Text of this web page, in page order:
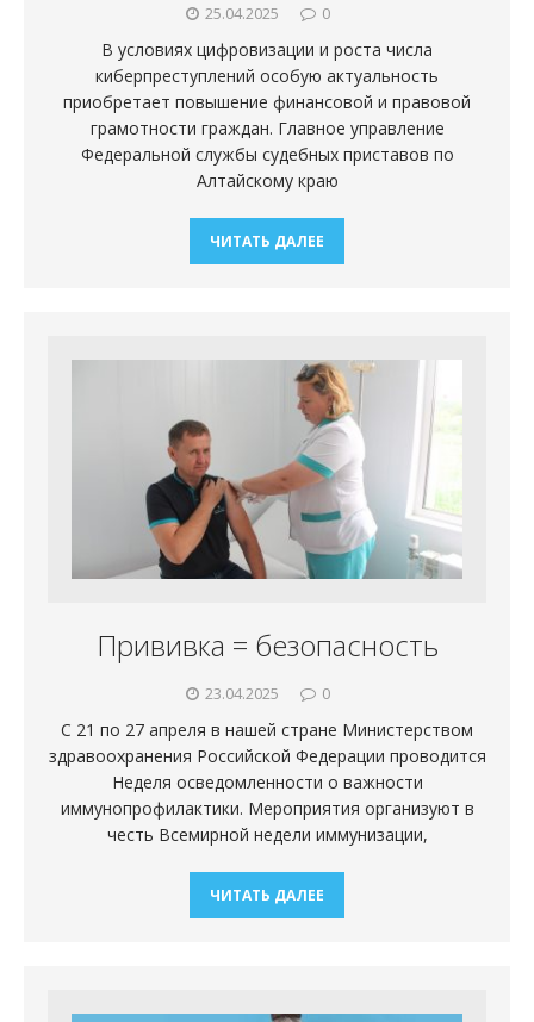
25.04.2025 0
В условиях цифровизации и роста числа
киберпреступлений особую актуальность
приобретает повышение финансовой и правовой
грамотности граждан. Главное управление
Федеральной службы судебных приставов по
Алтайскому краю
ЧИТАТЬ ДАЛЕЕ
Прививка = безопасность
23.04.2025 0
С 21 по 27 апреля в нашей стране Министерством
здравоохранения Российской Федерации проводится
Неделя осведомленности о важности
иммунопрофилактики. Мероприятия организуют в
честь Всемирной недели иммунизации,
ЧИТАТЬ ДАЛЕЕ